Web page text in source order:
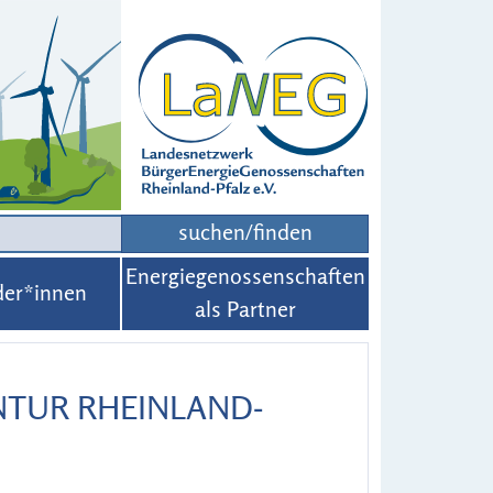
suchen/finden
Energiegenossenschaften
als Partner
RHEINLAND-